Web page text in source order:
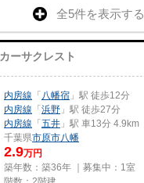
全5件を表示する
カーサクレスト
内房線 「 八幡宿 」駅 徒歩12分
内房線 「 浜野 」駅 徒歩27分
内房線 「 五井 」駅 車13分 4.9km
千葉県市原市八幡
2.9万円
築年数：築36年 ｜募集中： 1室